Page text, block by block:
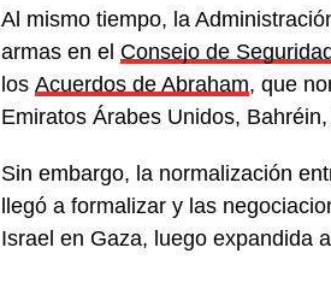
Al mismo tiempo, la
armas en el Consejo de
los Acuerdos de Abraham, que
Emiratos Árabes Unidos,
Sin embargo, la normalización
llegó a formalizar y las
Israel en Gaza, luego expandida